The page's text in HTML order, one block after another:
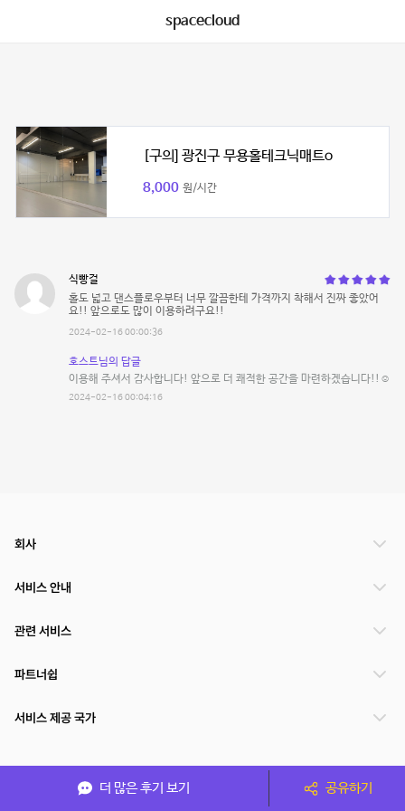
spacecloud
[구의] 광진구 무용홀테크닉매트o
8,000 원/시간
식빵걸
홀도 넓고 댄스플로우부터 너무 깔끔한테 가격까지 착해서 진짜 좋았어
요!! 앞으로도 많이 이용하려구요!!
2024-02-16 00:00:36
호스트님의 답글
이용해 주셔서 감사합니다! 앞으로 더 쾌적한 공간을 마련하겠습니다!!☺️
2024-02-16 00:04:16
더 많은 후기 보기 공유하기
회사
서비스 안내
관련 서비스
파트너쉽
서비스 제공 국가
(주)NSPACE 사업자정보